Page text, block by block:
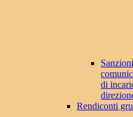
di
Rendiconti